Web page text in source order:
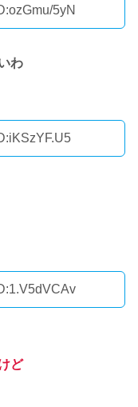
5yN
わ
ど